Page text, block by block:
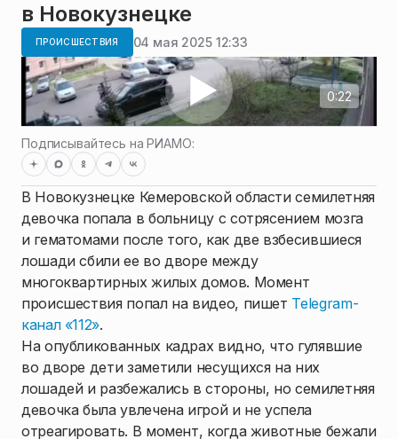
в Новокузнецке
ПРОИСШЕСТВИЯ 04 мая 2025 12:33
0:22
Подписывайтесь на РИАМО:
В Новокузнецке Кемеровской области семилетняя
девочка попала в больницу с сотрясением мозга
и гематомами после того, как две взбесившиеся
лошади сбили ее во дворе между
многоквартирных жилых домов. Момент
происшествия попал на видео, пишет Telegram-
канал «112».
На опубликованных кадрах видно, что гулявшие
во дворе дети заметили несущихся на них
лошадей и разбежались в стороны, но семилетняя
девочка была увлечена игрой и не успела
отреагировать. В момент, когда животные бежали